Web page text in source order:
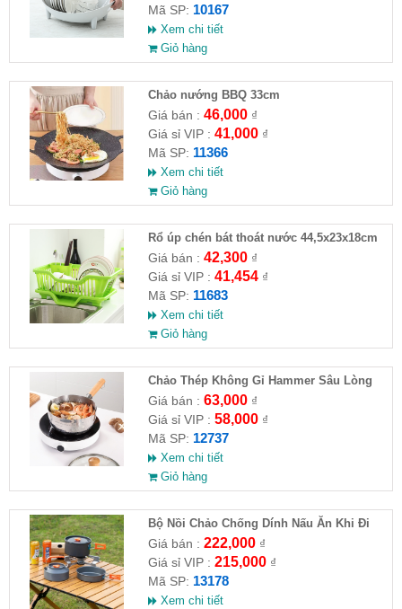
Mã SP: 10167
Xem chi tiết
Giỏ hàng
Chảo nướng BBQ 33cm
Giá bán : 46,000₫
Giá sỉ VIP : 41,000₫
Mã SP: 11366
Xem chi tiết
Giỏ hàng
Rổ úp chén bát thoát nước 44,5x23x18cm
Giá bán : 42,300₫
Giá sỉ VIP : 41,454₫
Mã SP: 11683
Xem chi tiết
Giỏ hàng
Chảo Thép Không Gỉ Hammer Sâu Lòng
Giá bán : 63,000₫
Giá sỉ VIP : 58,000₫
Mã SP: 12737
Xem chi tiết
Giỏ hàng
Bộ Nồi Chảo Chống Dính Nấu Ăn Khi Đi
Du Lịch 8 Món
Giá bán : 222,000₫
Giá sỉ VIP : 215,000₫
Mã SP: 13178
Xem chi tiết